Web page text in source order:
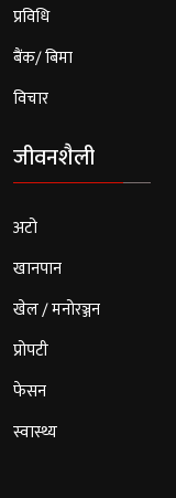
प्रविधि
बैंक/ बिमा
विचार
जीवनशैली
अटो
खानपान
खेल / मनोरञ्जन
प्रोपटी
फेसन
स्वास्थ्य